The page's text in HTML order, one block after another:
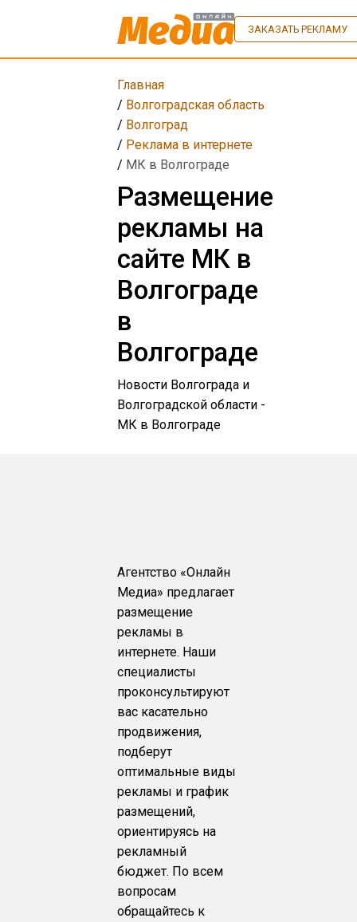
ЗАКАЗАТЬ РЕКЛАМУ
Главная
/ Волгоградская область
/ Волгоград
/ Реклама в интернете
/ МК в Волгограде
Размещение
рекламы на
сайте МК в
Волгограде
в
Волгограде
Новости Волгограда и
Волгоградской области -
МК в Волгограде
Агентство «Онлайн
Медиа» предлагает
размещение
рекламы в
интернете. Наши
специалисты
проконсультируют
вас касательно
продвижения,
подберут
оптимальные виды
рекламы и график
размещений,
ориентируясь на
рекламный
бюджет. По всем
вопросам
обращайтесь к